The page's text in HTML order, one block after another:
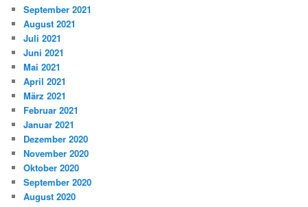
September 2021
August 2021
Juli 2021
Juni 2021
Mai 2021
April 2021
März 2021
Februar 2021
Januar 2021
Dezember 2020
November 2020
Oktober 2020
September 2020
August 2020